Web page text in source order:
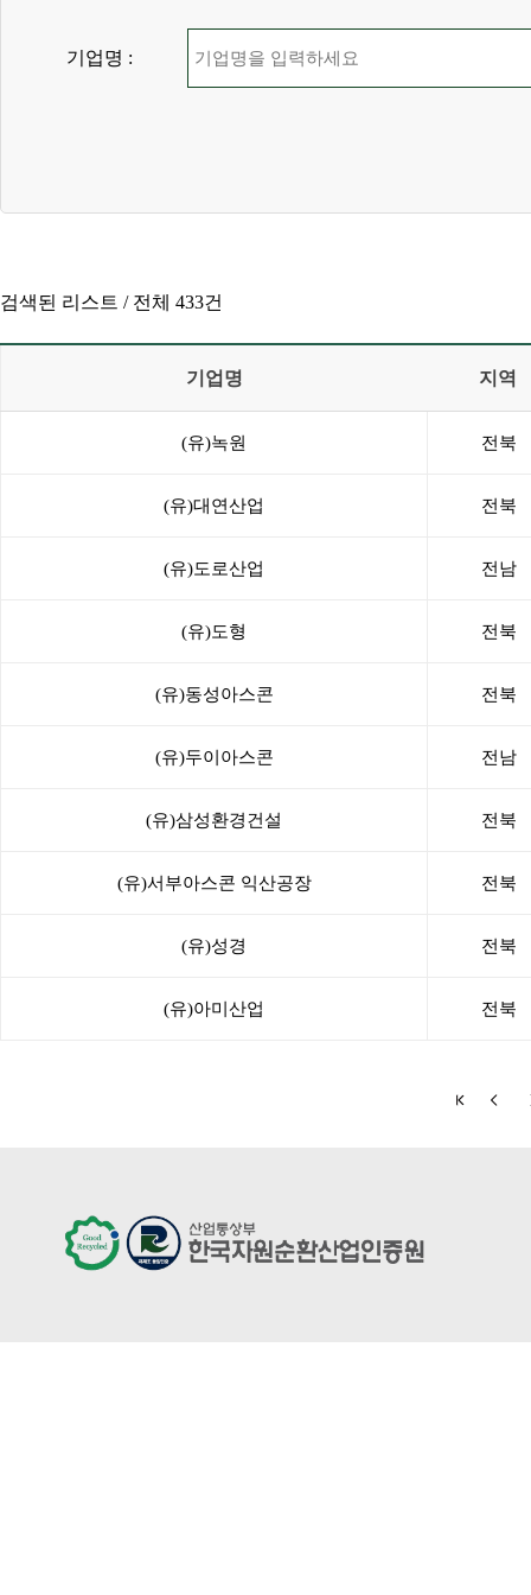
기업명 :
검색된 리스트 / 전체 433건
기업명 지역
(유)녹원 전북
(유)대연산업 전북
(유)도로산업 전남
(유)도형 전북
(유)동성아스콘 전북
(유)두이아스콘 전남
(유)삼성환경건설 전북
(유)서부아스콘 익산공장 전북
(유)성경 전북
(유)아미산업 전북